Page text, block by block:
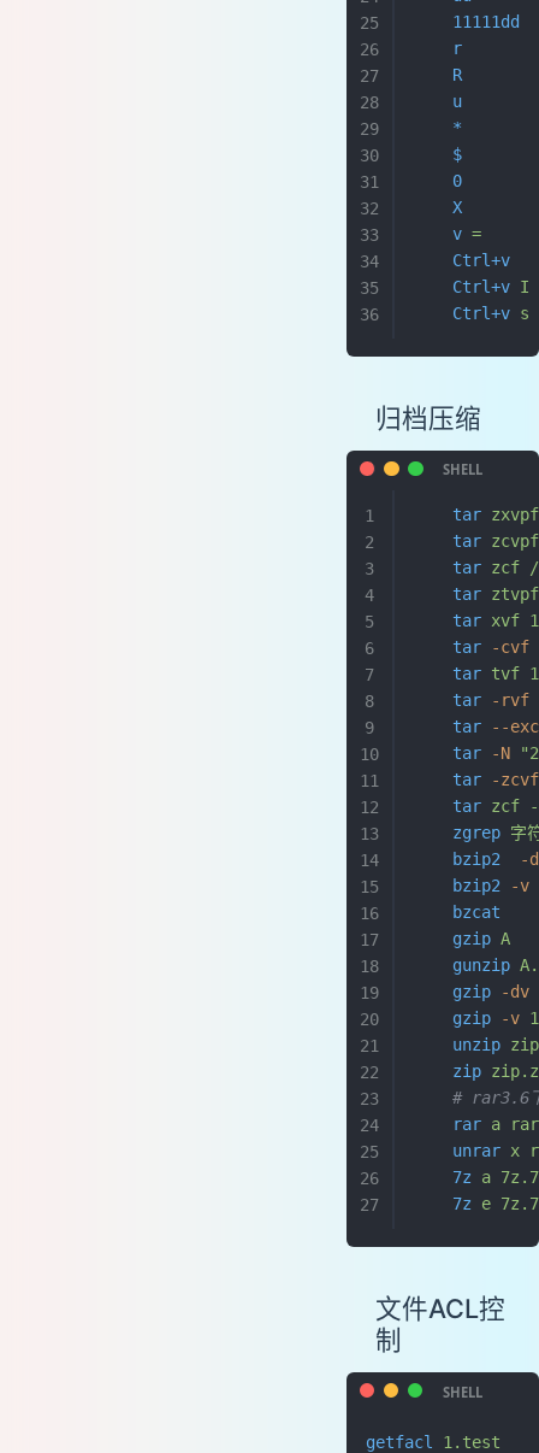
    11111dd
    r
    R
    u
    *
    $
    0
    X
    v
=
    Ctrl+v
    Ctrl+v
I
    Ctrl+v
s
归档压缩
    tar
zxvpf
    tar
zcvpf
    tar
zcf /
    tar
ztvpf
    tar
xvf
    tar
-cvf
    tar
tvf
    tar
-rvf
    tar
--
    tar
-N
    tar
-
    tar
zcf -
    zgrep
字
    bzip2
-
    bzip2
-v
    bzcat
    gzip
A
    gunzip
    gzip
-dv
    gzip
-v
    unzip
    zip
# rar3.6
    rar
a
    unrar
x
    7z
a
    7z
e
文件ACL控
制
getfacl 1.test